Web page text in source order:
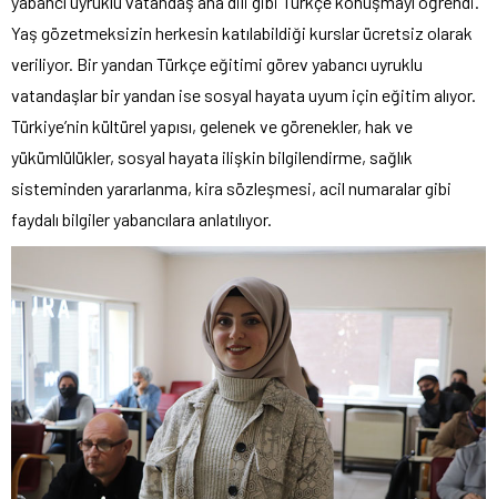
Yaş gözetmeksizin herkesin katılabildiği kurslar ücretsiz olarak
veriliyor. Bir yandan Türkçe eğitimi görev yabancı uyruklu
vatandaşlar bir yandan ise sosyal hayata uyum için eğitim alıyor.
Türkiye’nin kültürel yapısı, gelenek ve görenekler, hak ve
yükümlülükler, sosyal hayata ilişkin bilgilendirme, sağlık
sisteminden yararlanma, kira sözleşmesi, acil numaralar gibi
faydalı bilgiler yabancılara anlatılıyor.